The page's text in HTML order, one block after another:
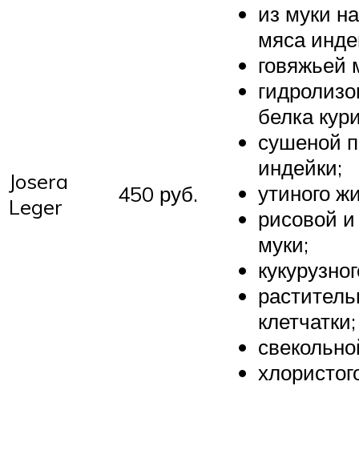
Josera
Leger
450 руб.
из муки
мяса
говяжьей
белка
сушеной
индейки;
утиного
рисовой и
муки;
клетчатки;